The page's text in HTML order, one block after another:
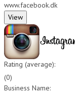
www.facebook.dk
Rating (average):
(0)
Business Name: